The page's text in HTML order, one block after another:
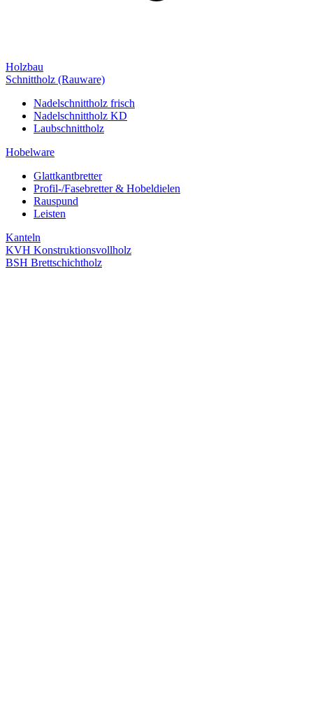
Holzbau
Schnittholz (Rauware)
Nadelschnittholz frisch
Nadelschnittholz KD
Laubschnittholz
Hobelware
Glattkantbretter
Profil-/Fasebretter & Hobeldielen
Rauspund
Leisten
Kanteln
KVH Konstruktionsvollholz
BSH Brettschichtholz